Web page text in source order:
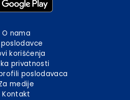
O nama
poslodavce
korišćenja
privatnosti
poslodavaca
medije
Kontakt